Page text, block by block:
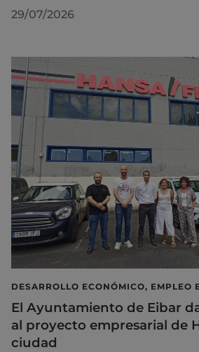
29/07/2026
DESARROLLO ECONÓMICO, EMPLEO
El Ayuntamiento de Eibar
al proyecto empresarial de
ciudad